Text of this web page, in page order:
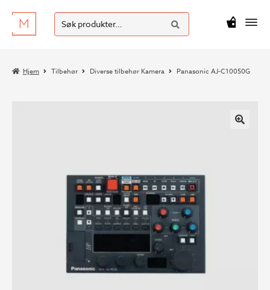
Hopp
til
Hopp
til
Søk
etter:
SØK
kr0
Hjem Tilbehør Diverse tilbehør Kamera Panasonic AJ-C10050G